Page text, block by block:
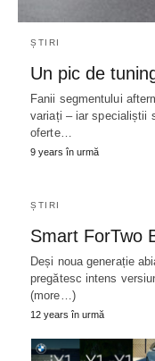
ȘTIRI
Un pic de
Fanii segmentului
variați – iar specialiștii
oferte…
9 years în urmă
ȘTIRI
Smart ForTwo
Deși noua generație
pregătesc intens
(more…)
12 years în urmă